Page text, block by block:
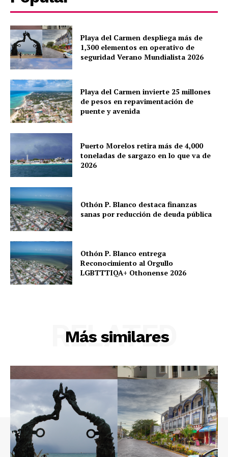
Quintana Roo
Chetumal
Playa del Carmen
Puerto Morelos
Playa del Carmen despliega más de
1,300 elementos en operativo de
seguridad Verano Mundialista 2026
Playa del Carmen invierte 25 millones
de pesos en repavimentación de
puente y avenida
Puerto Morelos retira más de 4,000
toneladas de sargazo en lo que va de
2026
Othón P. Blanco destaca finanzas
sanas por reducción de deuda pública
Othón P. Blanco entrega
Reconocimiento al Orgullo
LGBTTTIQA+ Othonense 2026
Más similares
RELATED